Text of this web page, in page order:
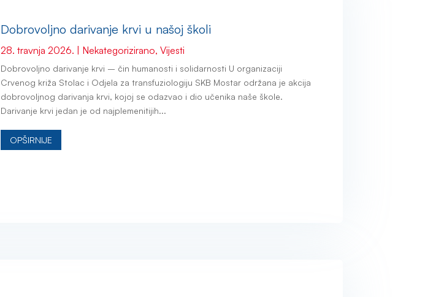
Dobrovoljno darivanje krvi u našoj školi
28. travnja 2026. Nekategorizirano,Vijesti
Dobrovoljno darivanje krvi – čin humanosti i solidarnosti U organizaciji
Crvenog križa Stolac i Odjela za transfuziologiju SKB Mostar održana je akcija
dobrovoljnog darivanja krvi, kojoj se odazvao i dio učenika naše škole.
Darivanje krvi jedan je od najplemenitijih...
OPŠIRNIJE